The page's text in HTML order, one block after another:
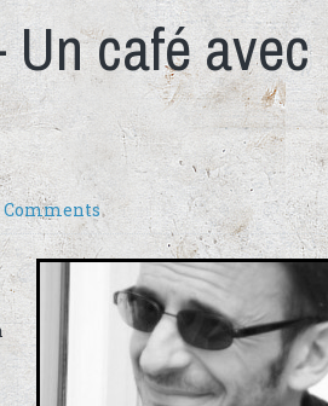
café avec
Comments